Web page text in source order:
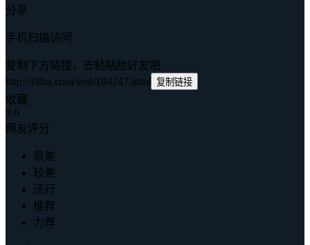
分享
手机扫描访问
复制下方链接，去粘贴给好友吧
http://18ha.com/vod/184247.html 复制链接
收藏
9.0
网友评分
很差
较差
还行
推荐
力荐